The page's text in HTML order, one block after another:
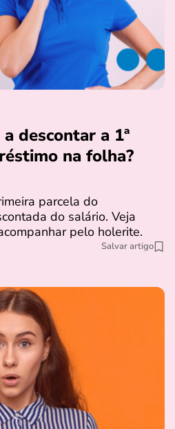
descontar a 1ª
na folha?
parcela do
do salário. Veja
pelo holerite.
Salvar artigo